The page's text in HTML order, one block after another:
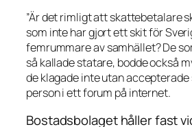
”Är det rimligt att skattebetalare
som inte har gjort ett skit för
femrummare av samhället? De
så kallade statare, bodde också
de klagade inte utan accepterade
person i ett forum på internet.
Bostadsbolaget håller fast